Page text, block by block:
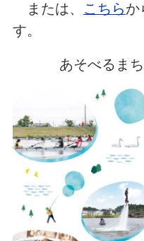
または、 こちらか
す。
あそべるま